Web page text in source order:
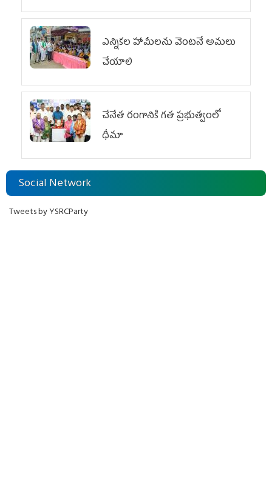
ఎన్నికల హామీలను వెంటనే అమలు
చేయాలి
చేనేత రంగానికి గత ప్రభుత్వంలో
ధీమా
Social Network
Tweets by YSRCParty